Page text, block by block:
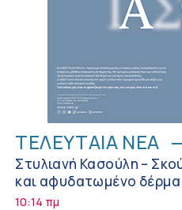
ΤΕΛΕΥΤΑΙΑ ΝΕΑ
Στυλιανή Κασούλη –
και αφυδατωμένο δέρμα
αντιμετώπιση
10:14 πμ